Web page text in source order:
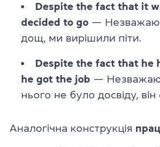
Despite the fact that it
decided to go —
дощ, ми вирішили піти.
Despite the fact that he
he got the job —
нього не було досвіду,
Аналогічна конструкція